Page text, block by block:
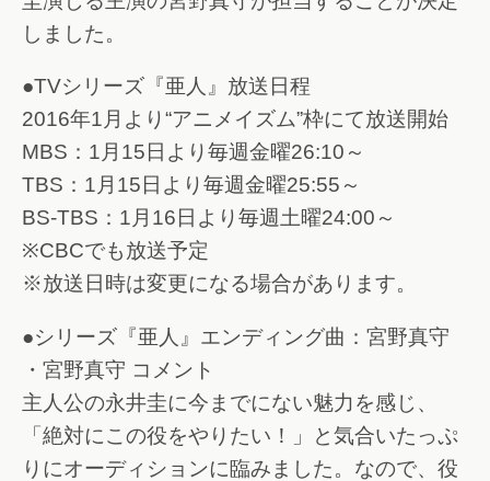
しました。
●TVシリーズ『亜人』放送日程
2016年1月より“アニメイズム”枠にて放送開始
MBS：1月15日より毎週金曜26:10～
TBS：1月15日より毎週金曜25:55～
BS-TBS：1月16日より毎週土曜24:00～
※CBCでも放送予定
※放送日時は変更になる場合があります。
●シリーズ『亜人』エンディング曲：宮野真守
・宮野真守 コメント
主人公の永井圭に今までにない魅力を感じ、
「絶対にこの役をやりたい！」と気合いたっぷ
りにオーディションに臨みました。なので、役